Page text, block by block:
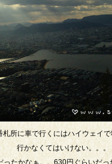
札所に車で行くにはハイウェイ
行かなくてはいけない。。。
ったかなぁ。。630円ぐらいだっ